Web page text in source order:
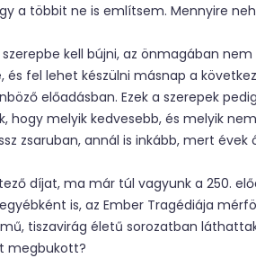
a többit ne is említsem. Mennyire
kell bújni, az önmagában
fel lehet készülni másnap a
előadásban. Ezek a szerepek
hogy melyik kedvesebb, és melyik
zsaruban, annál is inkább, mert
díjat, ma már túl vagyunk a 250.
is, az Ember Tragédiája
tiszavirág életű sorozatban
megbukott?